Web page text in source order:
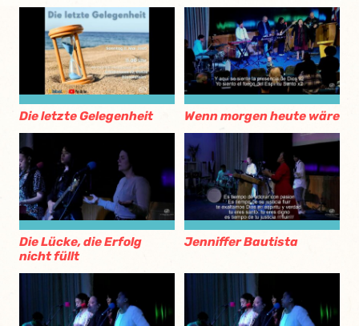
Die letzte Gelegenheit Wenn morgen heute wäre
Die Lücke, die Erfolg
nicht füllt
Jenniffer Bautista